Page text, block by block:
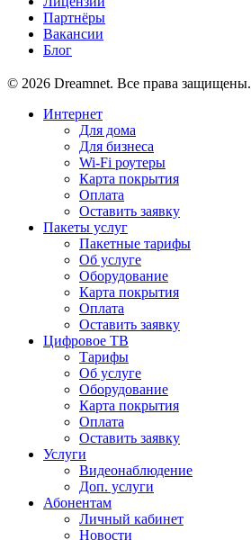
Партнёры
Вакансии
Блог
© 2026 Dreamnet. Все права защищены.
Интернет
Для дома
Для бизнеса
Wi-Fi роутеры
Карта покрытия
Оплата
Оставить заявку
Пакеты услуг
Пакетные тарифы
Об услуге
Оборудование
Карта покрытия
Оплата
Оставить заявку
Цифровое ТВ
Тарифы
Об услуге
Оборудование
Карта покрытия
Оплата
Оставить заявку
Услуги
Видеонаблюдение
Доп. услуги
Абонентам
Личный кабинет
Новости